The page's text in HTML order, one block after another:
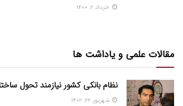
خرداد ۲, ۱۴۰۰
مقالات علمی و یاداشت ها
نظام بانکی کشور نیازمند تحول
شهریور ۲۲, ۱۴۰۲